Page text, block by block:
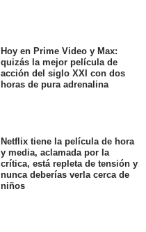
Hoy en Prime Video y Max:
quizás la mejor película de
acción del siglo XXI con dos
horas de pura adrenalina
Netflix tiene la película de hora
y media, aclamada por la
crítica, está repleta de tensión y
nunca deberías verla cerca de
niños